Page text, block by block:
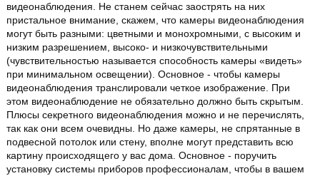
видеонаблюдения. Не станем сейчас заострять на них
пристальное внимание, скажем, что камеры видеонаблюдения
могут быть разными: цветными и монохромными, с высоким и
низким разрешением, высоко- и низкочувствительными
(чувствительностью называется способность камеры «видеть»
при минимальном освещении). Основное - чтобы камеры
видеонаблюдения транслировали четкое изображение. При
этом видеонаблюдение не обязательно должно быть скрытым.
Плюсы секретного видеонаблюдения можно и не перечислять,
так как они всем очевидны. Но даже камеры, не спрятанные в
подвесной потолок или стену, вполне могут представить всю
картину происходящего у вас дома. Основное - поручить
установку системы приборов профессионалам, чтобы в вашем